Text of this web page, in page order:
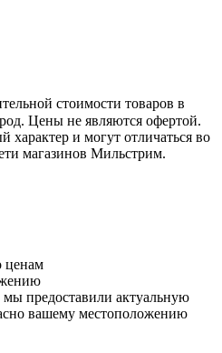
стоимости товаров в
Цены не являются офертой.
характер и могут отличаться во
магазинов Мильстрим.
ценам
предоставили актуальную
вашему местоположению